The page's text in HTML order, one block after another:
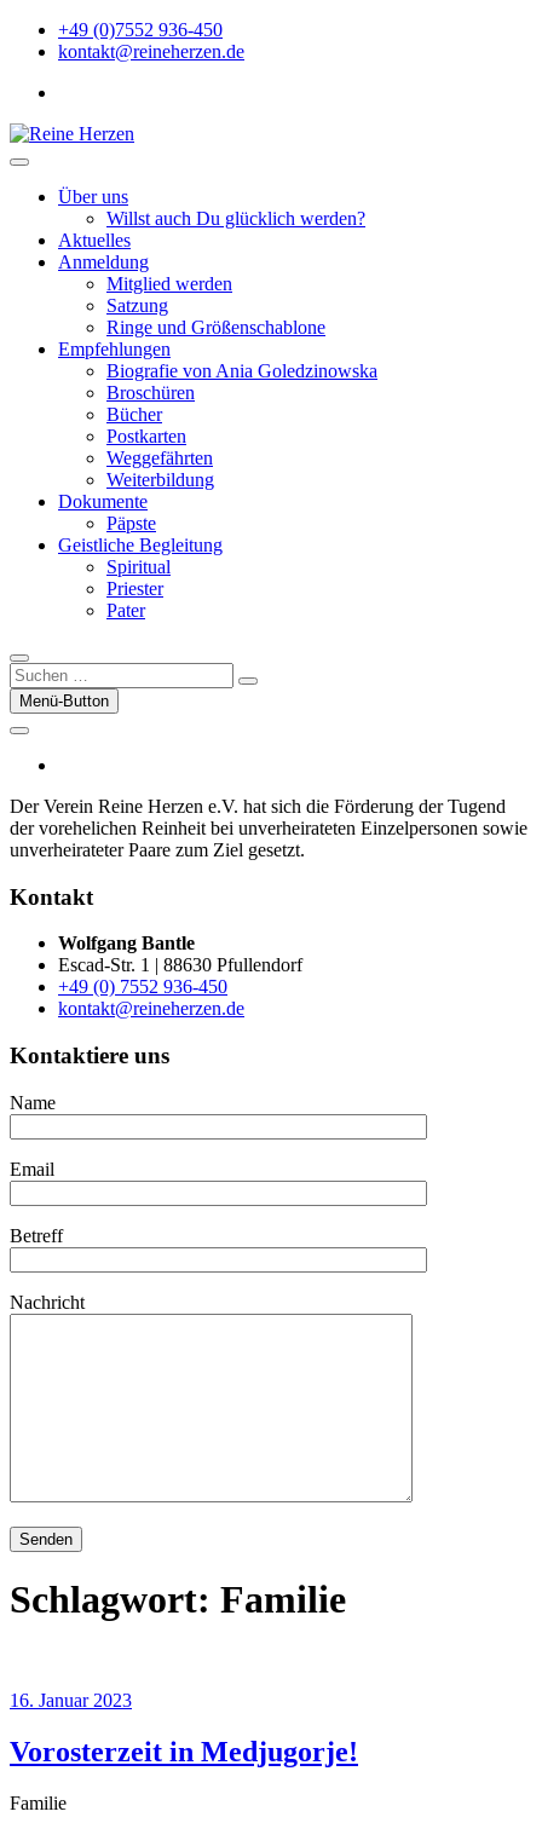
Inhalten
+49 (0)7552 936-450
kontakt@reineherzen.de
Reine Herzen
Über uns
Willst auch Du glücklich werden?
Aktuelles
Anmeldung
Mitglied werden
Satzung
Ringe und Größenschablone
Empfehlungen
Biografie von Ania Goledzinowska
Broschüren
Bücher
Postkarten
Weggefährten
Weiterbildung
Dokumente
Päpste
Geistliche Begleitung
Spiritual
Priester
Pater
Suchen
…Menü-Button
Der Verein Reine Herzen e.V. hat sich die För­der­ung der Tugend
der vor­ehelichen Rein­heit bei un­ver­heirateten Einzel­per­sonen sowie
un­ver­heirateter Paare zum Ziel gesetzt.
Kontakt
Wolfgang Bantle
Escad-Str. 1 | 88630 Pfullendorf
+49 (0) 7552 936-450
kontakt@reineherzen.de
Kontaktiere uns
Name
Email
Betreff
Nachricht
Schlagwort: Familie
16. Januar 2023
Vorosterzeit in Medjugorje!
Familie